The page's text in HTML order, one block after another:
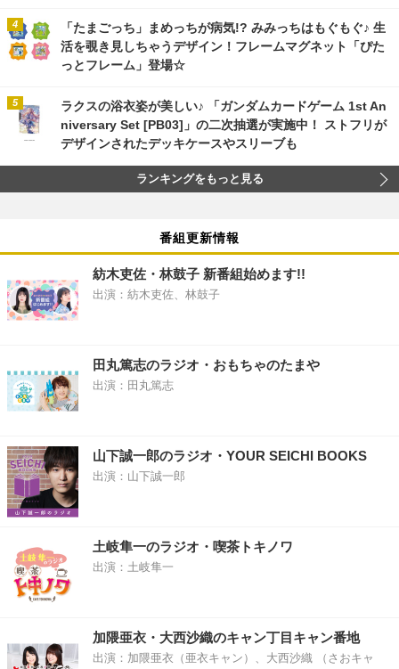
「たまごっち」まめっちが病気!? みみっちはもぐもぐ♪ 生
活を覗き見しちゃうデザイン！フレームマグネット「ぴた
っとフレーム」登場☆
ラクスの浴衣姿が美しい♪ 「ガンダムカードゲーム 1st An
niversary Set [PB03]」の二次抽選が実施中！ ストフリが
デザインされたデッキケースやスリーブも
ランキングをもっと見る
番組更新情報
紡木吏佐・林鼓子 新番組始めます!!
出演：紡木吏佐、林鼓子
田丸篤志のラジオ・おもちゃのたまや
出演：田丸篤志
山下誠一郎のラジオ・YOUR SEICHI BOOKS
出演：山下誠一郎
土岐隼一のラジオ・喫茶トキノワ
出演：土岐隼一
加隈亜衣・大西沙織のキャン丁目キャン番地
出演：加隈亜衣（亜衣キャン）、大西沙織 （さおキャ